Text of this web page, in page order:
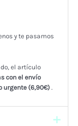
y te pasamos
el artículo
con el envío
urgente (6,90€).